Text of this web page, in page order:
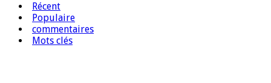
Récent
Populaire
commentaires
Mots clés